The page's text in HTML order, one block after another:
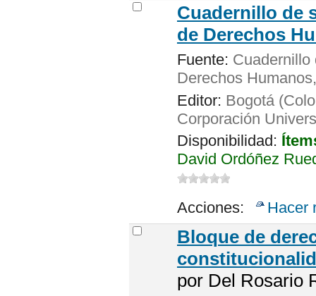
Cuadernillo de
de Derechos
Fuente: Cuadernillo
Derechos Humanos,
Editor: Bogotá
Corporación
Disponibilidad:
David Ordóñez
Acciones: Hacer
Bloque de
por Del Rosario